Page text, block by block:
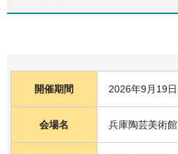
開催期間 2026年9月19
会場名 兵庫陶芸美術館